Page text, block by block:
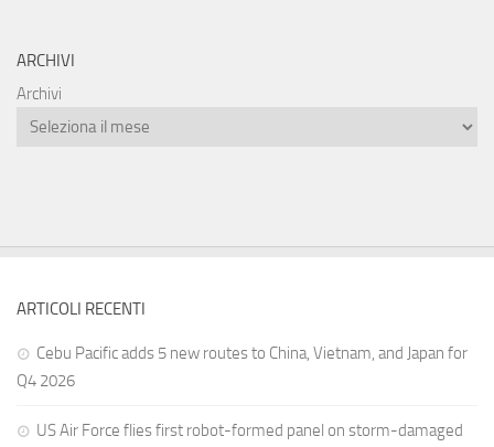
ARCHIVI
Archivi
ARTICOLI RECENTI
Cebu Pacific adds 5 new routes to China, Vietnam, and Japan for
Q4 2026
US Air Force flies first robot-formed panel on storm-damaged